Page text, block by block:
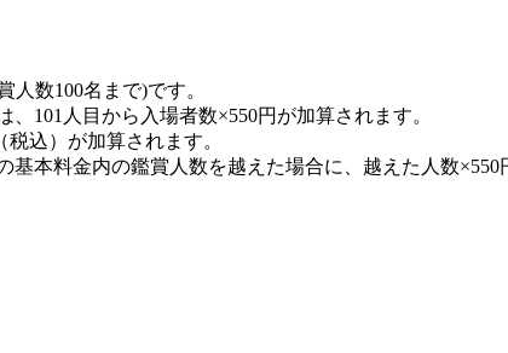
数100名まで)です。
101人目から入場者数×550円が加算されます。
込）が加算されます。
本料金内の鑑賞人数を越えた場合に、越えた人数×550